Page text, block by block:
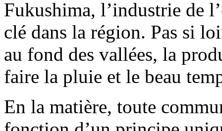
Fukushima, l’industrie de
clé dans la région. Pas si
au fond des vallées, la
faire la pluie et le beau
En la matière, toute